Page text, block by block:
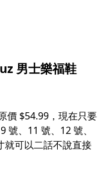
男士樂福鞋
價 $54.99，現在只要
號、11 號、12 號、
就可以二話不說直接